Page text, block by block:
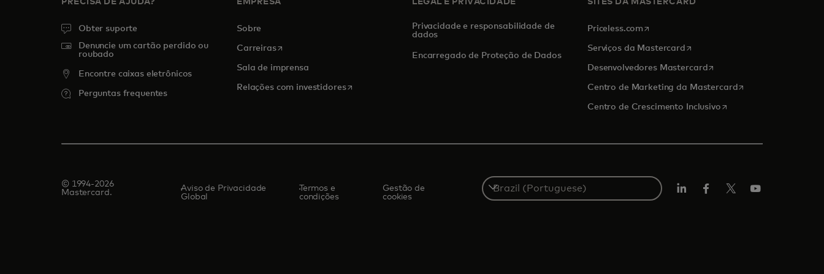
PRECISA DE AJUDA?
Obter suporte
Denuncie um cartão perdido ou
roubado
Encontre caixas eletrônicos
Perguntas frequentes
EMPRESA
Sobre
Carreirasabre em uma nova guia
Sala de imprensa
Relações com investidoresabre em uma nova guia
LEGAL E PRIVACIDADE
Privacidade e responsabilidade de
dados
Encarregado de Proteção de Dados
SITES DA MASTERCARD
Priceless.com abre em uma nova guia
Serviços da Mastercardabre em uma nova guia
Desenvolvedores Mastercardabre em uma nova guia
Centro de Marketing da Mastercardabre em uma nova
Centro de Crescimento Inclusivoabre em uma nova guia
© 1994-2026
Mastercard.
Aviso de Privacidade
Global
Termos e
condições
Gestão de
cookies
Select
a
country